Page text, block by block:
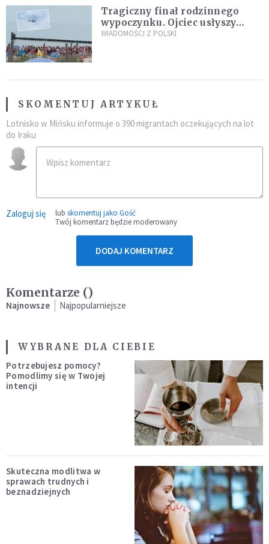
Tragiczny finał rodzinnego
wypoczynku. Ojciec usłyszy
zarzuty
WIADOMOŚCI Z POLSKI
SKOMENTUJ ARTYKUŁ
Lotnisko w Mińsku informuje o 390 migrantach oczekujących na lot
do Iraku
Zaloguj się lub skomentuj jako Gość
Twój komentarz będzie moderowany
DODAJ KOMENTARZ
Komentarze ()
Najnowsze Najpopularniejsze
WYBRANE DLA CIEBIE
Potrzebujesz pomocy?
Pomodlimy się w Twojej
intencji
Skuteczna modlitwa w
sprawach trudnych i
beznadziejnych